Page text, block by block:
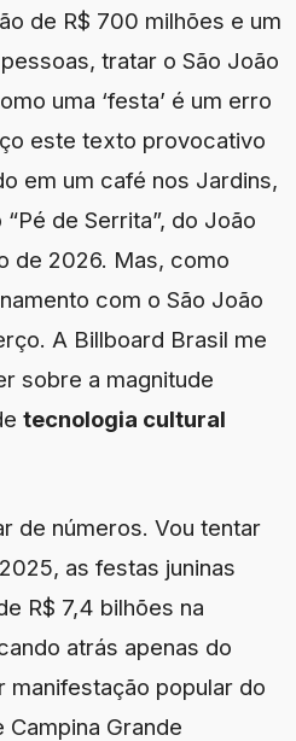
de R$ 700 milhões e um
tratar o São João
uma ‘festa’ é um erro
este texto provocativo
em um café nos Jardins,
de Serrita”, do João
de 2026. Mas, como
com o São João
A Billboard Brasil me
sobre a magnitude
tecnologia cultural
de números. Vou tentar
as festas juninas
R$ 7,4 bilhões na
atrás apenas do
manifestação popular do
Campina Grande